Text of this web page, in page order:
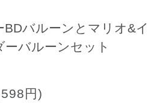
BDバルーンとマリオ&イ
ーバルーンセット
円)